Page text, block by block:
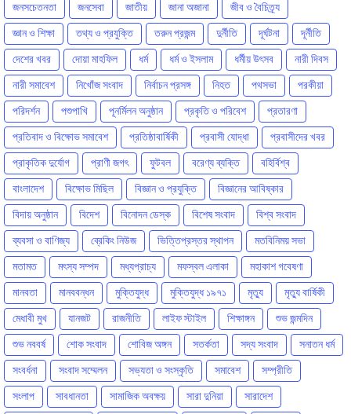
জনসচেতনতা
জনসেবা জাতীয় জানা অজানা
জীব ও বৈচিত্র্য
জ্ঞান ও শিক্ষা
তথ্য ও প্রযুক্তি তরুন প্রজন্ম দুর্নীতি দূর্ঘটনা
দূর্নীতি
দেশের খবর
দোয়া মাহফিল ধর্ম ধর্ম ও ইসলাম ধর্মীয় উৎসব
নারী দিবস
নারী সমাবেশ
নিখোঁজ সংবাদ নির্বাচন প্রসঙ্গ নিহত পথসভা
পরকীয়া
পরিদর্শন
পশুপাখি পূনর্মিলন অনুষ্ঠান প্রকৃতি ও পরিবেশ
প্রতারণা
প্রতিবাদ ও বিক্ষোভ সমাবেশ
প্রতিষ্ঠাবার্ষিকী প্রবাসী যোদ্ধা
প্রবাসীদের খবর
প্রাকৃতিক দুর্যোগ
প্রাণী জগৎ ফুটবল বরেণ্য ব্যক্তি
বহির্বিশ্ব
বাংলাদেশ
বিক্ষোভ মিছিল বিজ্ঞান ও প্রযুক্তি
বিজ্ঞানের আবিষ্কার
বিদায় অনুষ্ঠান
বিদেশ বিনোদন ডেস্ক বিশেষ সংবাদ
বিশ্ব সংবাদ
ব্যবসা ও বাণিজ্য
ব্রেকিং নিউজ ভিত্তিপ্রস্তর স্থাপন
মতবিনিময় সভা
মতামত
মৎস্য সম্পদ মধ্যপ্রাচ্য মফস্বল এলাকা
মহাকাশ গবেষণা
মানবতা
মানববন্ধন মুক্তিযুদ্ধ মুক্তিযুদ্ধ ১৯৭১ মৃত্যু
মৃত্যু বার্ষিকী
মেধাবী মুখ
যানজট রাজনীতি লাইফ স্টাইল শিক্ষাঙ্গন
শুভ জন্মদিন
শুভ নববর্ষ
শোক সংবাদ শোবিজ অঙ্গন সতর্কতা সদ্য সংবাদ
সনাতন ধর্ম
সংবর্ধনা
সংবাদ সম্মেলন সভ্যতা ও সংস্কৃতি সমাবেশ
সম্প্রীতি
সংলাপ
সাবধানতা সামাজিক অবক্ষয় সারা দুনিয়া সারাদেশ